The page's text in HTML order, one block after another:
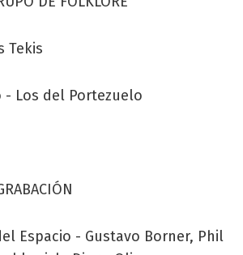
Tekis
- Los del Portezuelo
Espacio - Gustavo Borner, Phil